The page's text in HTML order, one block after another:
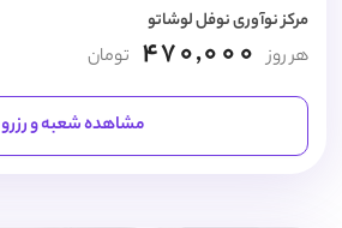
مرکز نوآوری نوفل لوشاتو
هر روز 470,000 تومان
مشاهده شعبه و رزرو